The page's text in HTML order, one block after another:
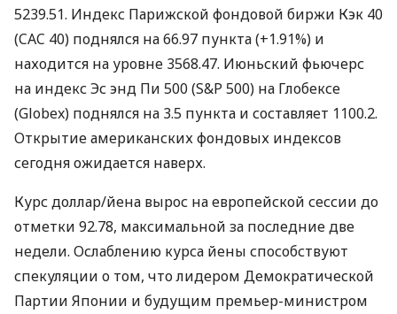
5239.51. Индекс Парижской фондовой биржи Кэк 40
(CAC 40) поднялся на 66.97 пункта (+1.91%) и
находится на уровне 3568.47. Июньский фьючерс
на индекс Эс энд Пи 500 (S&P 500) на Глобексе
(Globex) поднялся на 3.5 пункта и составляет 1100.2.
Открытие американских фондовых индексов
сегодня ожидается наверх.
Курс доллар/йена вырос на европейской сессии до
отметки 92.78, максимальной за последние две
недели. Ослаблению курса йены способствуют
спекуляции о том, что лидером Демократической
Партии Японии и будущим премьер-министром